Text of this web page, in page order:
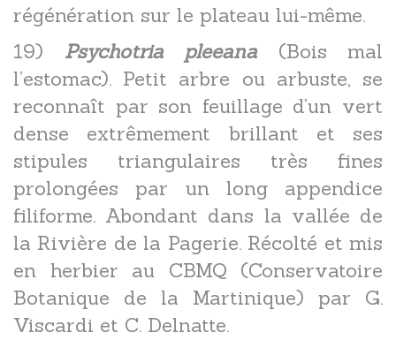
régénération sur le plateau lui-même.
19) Psychotria pleeana (Bois mal
l’estomac). Petit arbre ou arbuste, se
reconnaît par son feuillage d’un vert
dense extrêmement brillant et ses
stipules triangulaires très fines
prolongées par un long appendice
filiforme. Abondant dans la vallée de
la Rivière de la Pagerie. Récolté et mis
en herbier au CBMQ (Conservatoire
Botanique de la Martinique) par G.
Viscardi et C. Delnatte.